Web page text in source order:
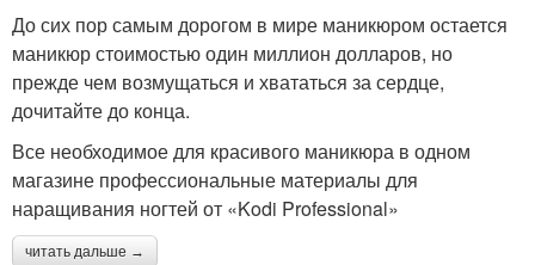
До сих пор самым дорогом в мире маникюром остается
маникюр стоимостью один миллион долларов, но
прежде чем возмущаться и хвататься за сердце,
дочитайте до конца.
Все необходимое для красивого маникюра в одном
магазине профессиональные материалы для
наращивания ногтей от «Kodi Professional»
читать дальше →